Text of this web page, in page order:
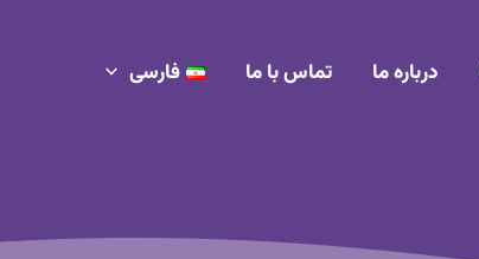
درباره ما تماس با ما فارسی